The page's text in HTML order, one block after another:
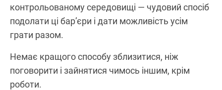
контрольованому середовищі — чудовий спосіб
подолати ці бар’єри і дати можливість усім
грати разом.
Немає кращого способу зблизитися, ніж
поговорити і зайнятися чимось іншим, крім
роботи.